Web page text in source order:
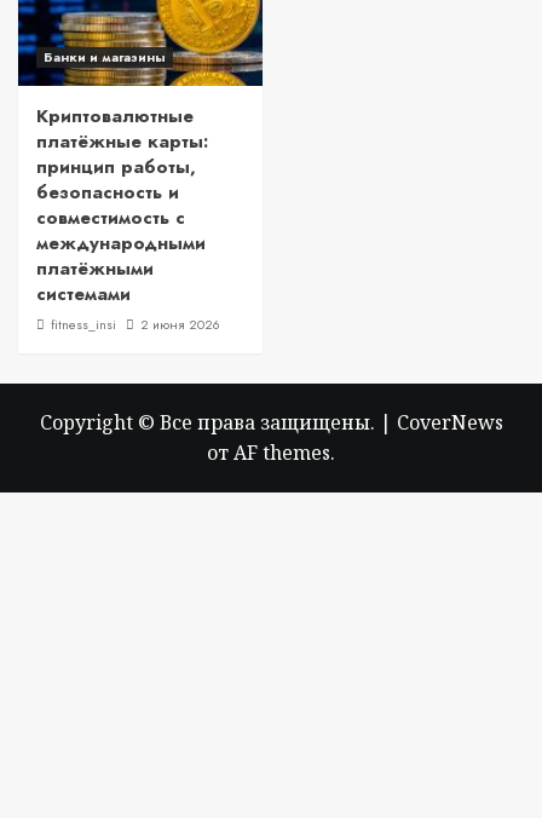
Банки и магазины
Криптовалютные
платёжные карты:
принцип работы,
безопасность и
совместимость с
международными
платёжными
системами
fitness_insi 2 июня 2026
Copyright © Все права защищены. | CoverNews
от AF themes.